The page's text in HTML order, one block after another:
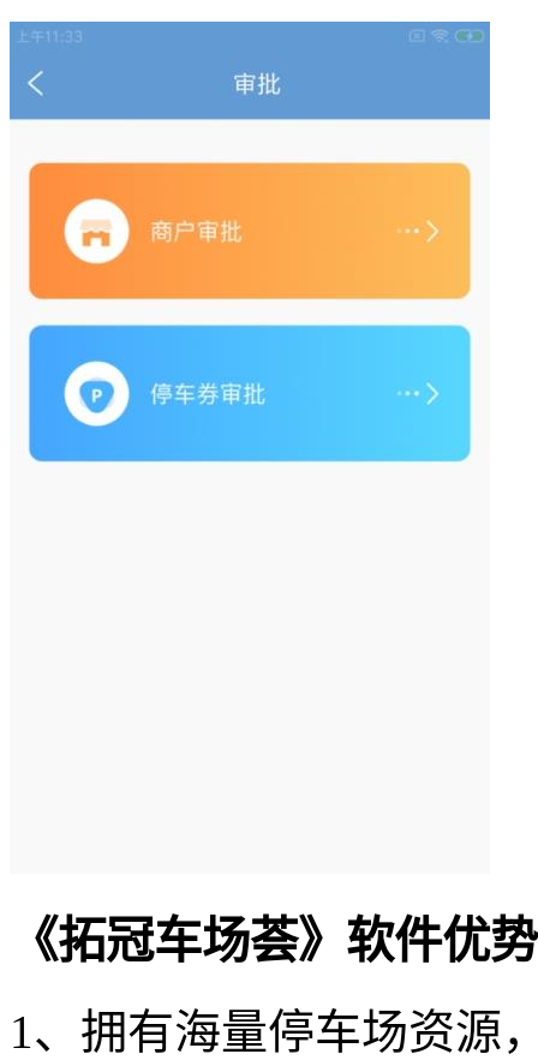
《拓冠车场荟》软件优
1、拥有海量停车场资源